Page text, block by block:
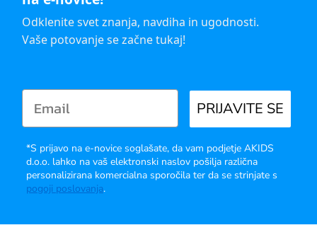
Odklenite svet znanja, navdiha in ugodnosti.
Vaše potovanje se začne tukaj!
PRIJAVITE SE
*S prijavo na e-novice soglašate, da vam podjetje AKIDS
d.o.o. lahko na vaš elektronski naslov pošilja različna
personalizirana komercialna sporočila ter da se strinjate s
pogoji poslovanja.